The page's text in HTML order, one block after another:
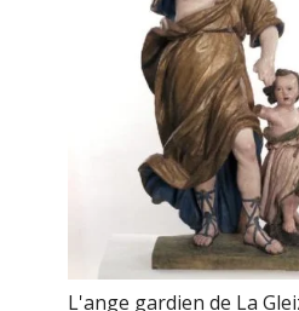
L'ange gardien de La